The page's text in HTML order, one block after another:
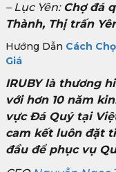
– Lục Yên: Chợ đá
Thành, Thị trấn
Hướng Dẫn Cách
Giá
IRUBY là thương
với hơn 10 năm
vực Đá Quý tại
cam kết luôn đặt
đầu để phục vụ